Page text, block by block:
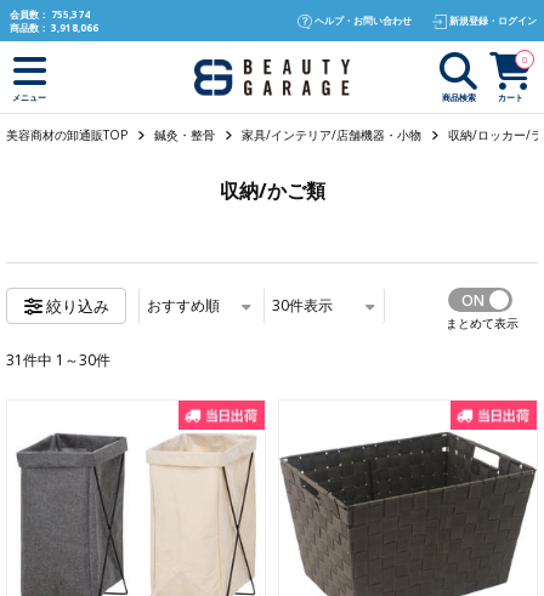
text.skipToContent
text.skipToNavigation
会員数： 755,374
商品数： 3,918,066
ヘルプ・お問い合わせ 新規登録・ログイン
メニュー 商品検索 カート
0
美容商材の卸通販TOP 鍼灸・整骨 家具/インテリア/店舗機器・小物 収納/ロッカー/
収納/かご類
絞り込み おすすめ順 30件表示
まとめて表示
31件中 1～30件